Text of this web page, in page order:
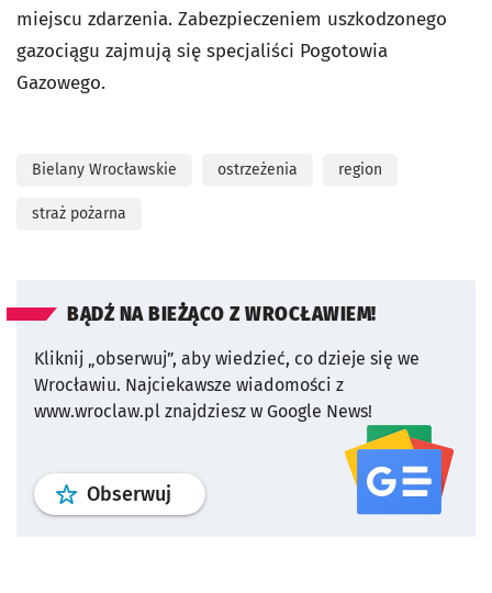
miejscu zdarzenia. Zabezpieczeniem uszkodzonego
gazociągu zajmują się specjaliści Pogotowia
Gazowego.
Bielany Wrocławskie ostrzeżenia region
straż pożarna
BĄDŹ NA BIEŻĄCO Z WROCŁAWIEM!
Kliknij „obserwuj”, aby wiedzieć, co dzieje się we
Wrocławiu. Najciekawsze wiadomości z
www.wroclaw.pl znajdziesz w Google News!
Obserwuj profil serwisu